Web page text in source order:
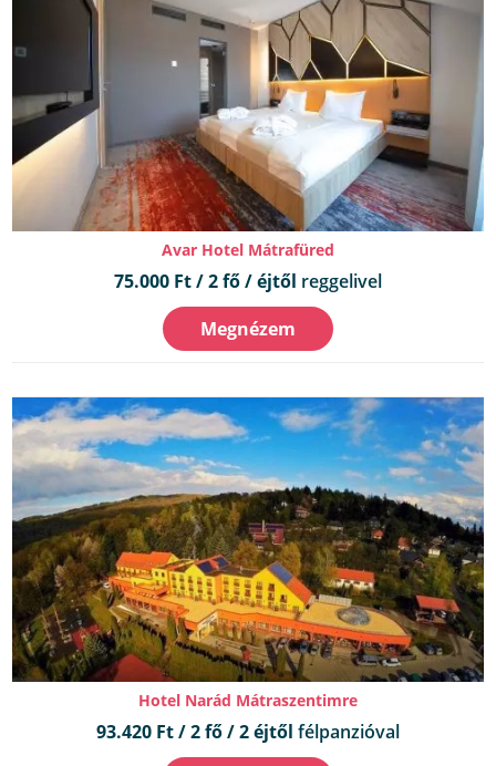
Avar Hotel Mátrafüred
75.000 Ft / 2 fő / éjtől reggelivel
Megnézem
Hotel Narád Mátraszentimre
93.420 Ft / 2 fő / 2 éjtől félpanzióval